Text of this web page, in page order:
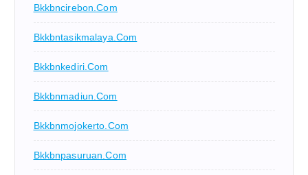
Bkkbncirebon.com
Bkkbntasikmalaya.com
Bkkbnkediri.com
Bkkbnmadiun.com
Bkkbnmojokerto.com
Bkkbnpasuruan.com